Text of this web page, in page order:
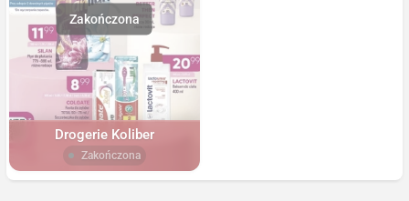
Drogerie Koliber
Zakończona